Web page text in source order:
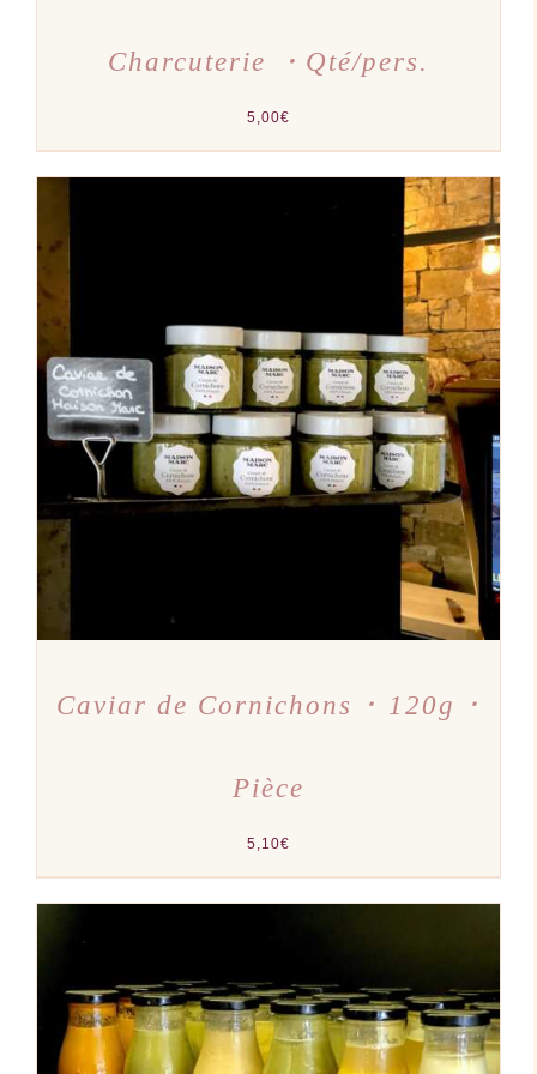
Charcuterie ・Qté/pers.
5,00€
AJOUTER AU PANIER
/
DÉTAILS
Caviar de Cornichons ･ 120g ･
Pièce
5,10€